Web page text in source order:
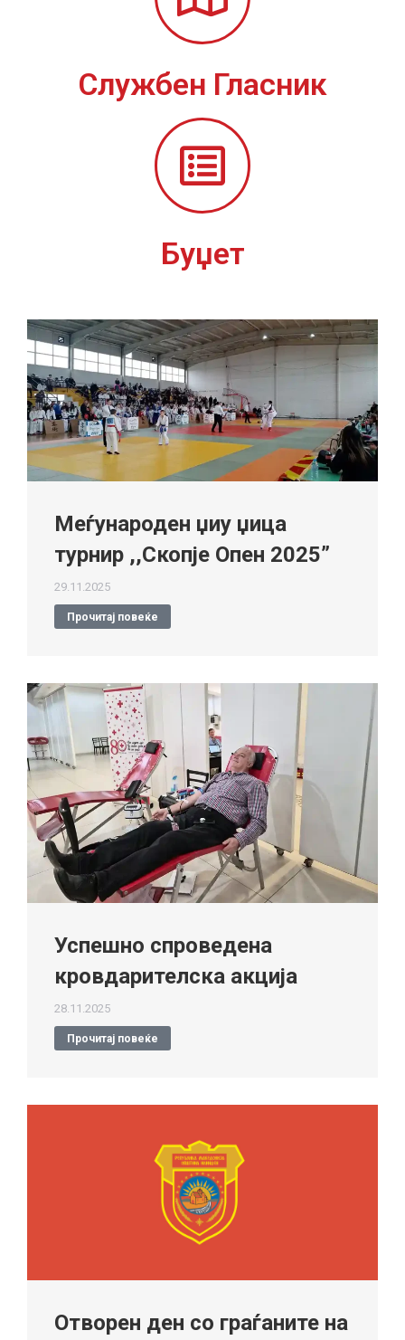
Службен Гласник
Буџет
Меѓународен џиу џица
турнир ,,Скопје Опен 2025”
29.11.2025
Прочитај повеќе
Успешно спроведена
кровдарителска акција
28.11.2025
Прочитај повеќе
Отворен ден со граѓаните на